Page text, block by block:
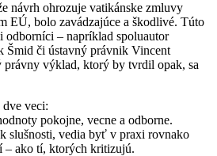
návrh ohrozuje vatikánske zmluvy
EÚ, bolo zavádzajúce a škodlivé. Túto
odborníci – napríklad spoluautor
Šmid či ústavný právnik Vincent
právny výklad, ktorý by tvrdil opak, sa
dve veci:
pokojne, vecne a odborne.
slušnosti, vedia byť v praxi rovnako
– ako tí, ktorých kritizujú.